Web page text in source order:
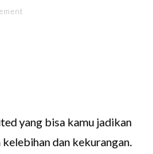
yang bisa kamu jadikan
dan kekurangan.